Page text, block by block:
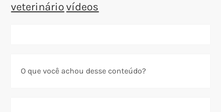
veterinário vídeos
O que você achou desse conteúdo?